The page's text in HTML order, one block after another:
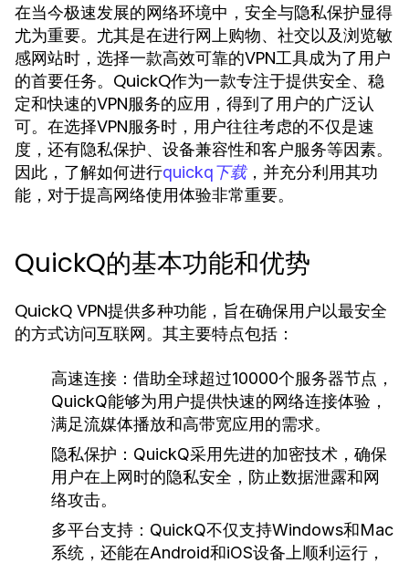
在当今极速发展的网络环境中，安全与隐私保护显得
尤为重要。尤其是在进行网上购物、社交以及浏览敏
感网站时，选择一款高效可靠的VPN工具成为了用户
的首要任务。QuickQ作为一款专注于提供安全、稳
定和快速的VPN服务的应用，得到了用户的广泛认
可。在选择VPN服务时，用户往往考虑的不仅是速
度，还有隐私保护、设备兼容性和客户服务等因素。
因此，了解如何进行quickq下载，并充分利用其功
能，对于提高网络使用体验非常重要。
QuickQ的基本功能和优势
QuickQ VPN提供多种功能，旨在确保用户以最安全
的方式访问互联网。其主要特点包括：
高速连接： 借助全球超过10000个服务器节点，
QuickQ能够为用户提供快速的网络连接体验，
满足流媒体播放和高带宽应用的需求。
隐私保护： QuickQ采用先进的加密技术，确保
用户在上网时的隐私安全，防止数据泄露和网
络攻击。
多平台支持： QuickQ不仅支持Windows和Mac
系统，还能在Android和iOS设备上顺利运行，